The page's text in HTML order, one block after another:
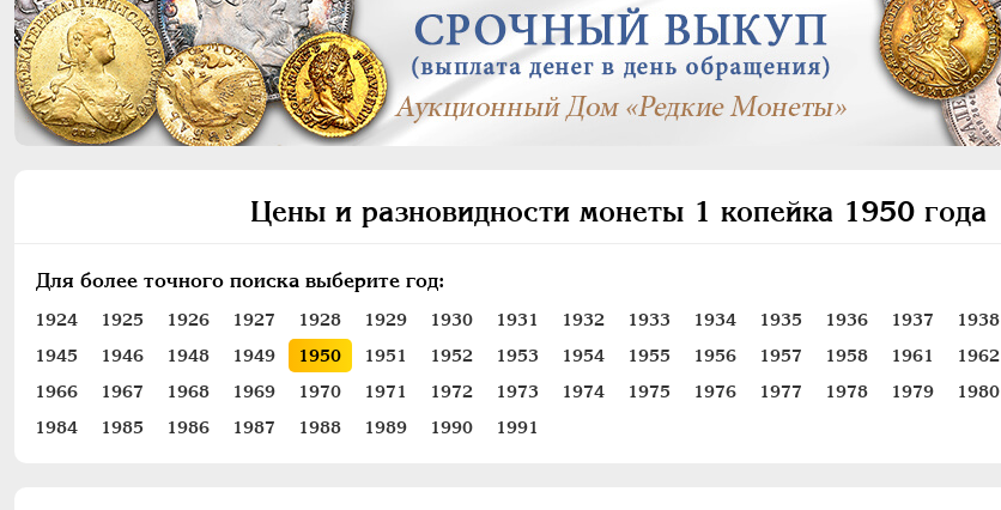
Цены и разновидности монеты 1 копейка 1950 года
Для более точного поиска выберите год:
1924 1925 1926 1927 1928 1929 1930 1931 1932 1933 1934 1935 1936 1937 1938
1945
1946 1948 1949 1950 1951 1952 1953 1954 1955 1956 1957 1958 1961 1962
1966
1967 1968 1969 1970 1971 1972 1973 1974 1975 1976 1977 1978 1979 1980
1984
1985 1986 1987 1988 1989 1990 1991